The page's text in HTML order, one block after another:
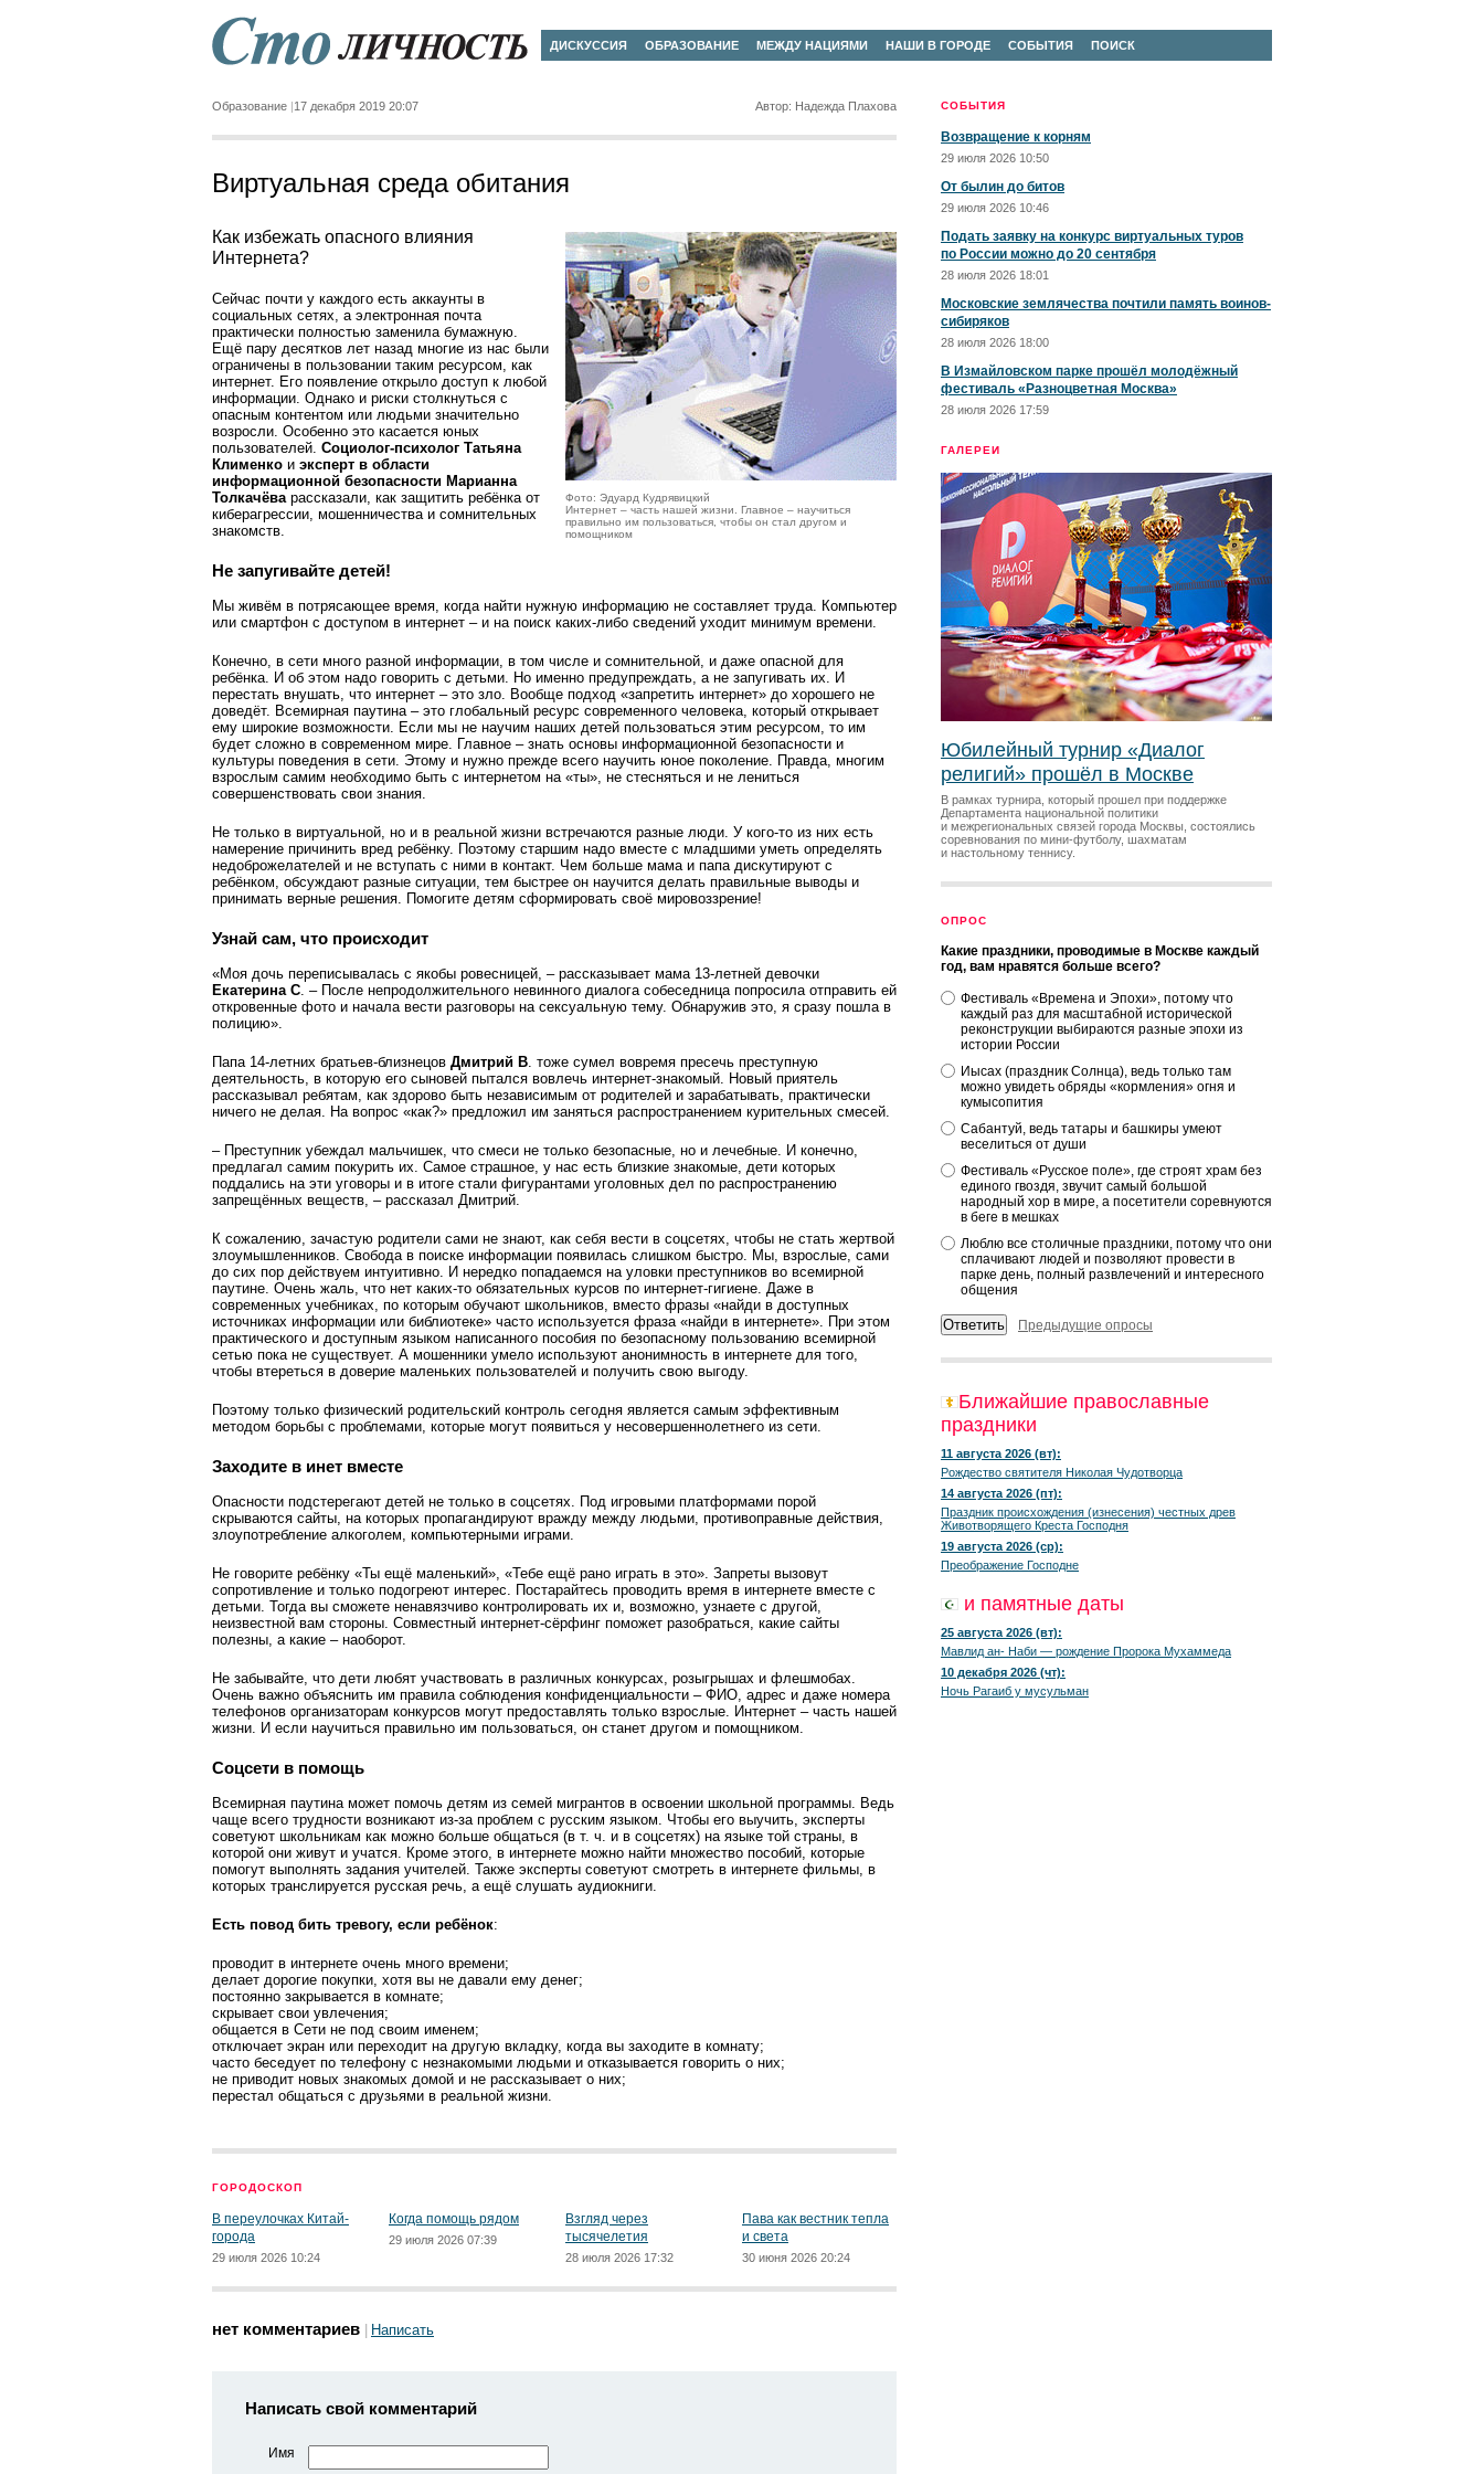
ДИСКУССИЯ ОБРАЗОВАНИЕ МЕЖДУ НАЦИЯМИ НАШИ В ГОРОДЕ СОБЫТИЯ ПОИСК
СОБЫТИЯ
Возвращение к корням
29 июля 2026 10:50
От былин до битов
29 июля 2026 10:46
Подать заявку на конкурс виртуальных туров
по России можно до 20 сентября
28 июля 2026 18:01
Московские землячества почтили память воинов-
сибиряков
28 июля 2026 18:00
В Измайловском парке прошёл молодёжный
фестиваль «Разноцветная Москва»
28 июля 2026 17:59
ГАЛЕРЕИ
Юбилейный турнир «Диалог
религий» прошёл в Москве
В рамках турнира, который прошел при поддержке
Департамента национальной политики
и межрегиональных связей города Москвы, состоялись
соревнования по мини-футболу, шахматам
и настольному теннису.
ОПРОС
Какие праздники, проводимые в Москве каждый
год, вам нравятся больше всего?
Фестиваль «Времена и Эпохи», потому что
каждый раз для масштабной исторической
реконструкции выбираются разные эпохи из
истории России
Иысах (праздник Солнца), ведь только там
можно увидеть обряды «кормления» огня и
кумысопития
Сабантуй, ведь татары и башкиры умеют
веселиться от души
Фестиваль «Русское поле», где строят храм без
единого гвоздя, звучит самый большой
народный хор в мире, а посетители соревнуются
в беге в мешках
Люблю все столичные праздники, потому что они
сплачивают людей и позволяют провести в
парке день, полный развлечений и интересного
общения
Предыдущие опросы
Ближайшие православные
праздники
11 августа 2026 (вт):
Рождество святителя Николая Чудотворца
14 августа 2026 (пт):
Праздник происхождения (изнесения) честных древ
Животворящего Креста Господня
19 августа 2026 (ср):
Преображение Господне
и памятные даты
25 августа 2026 (вт):
Мавлид ан- Наби — рождение Пророка Мухаммеда
10 декабря 2026 (чт):
Ночь Рагаиб у мусульман
Образование 17 декабря 2019 20:07 Автор: Надежда Плахова
Виртуальная среда обитания
Фото: Эдуард Кудрявицкий
Интернет – часть нашей жизни. Главное – научиться
правильно им пользоваться, чтобы он стал другом и
помощником
Как избежать опасного влияния
Интернета?
Сейчас почти у каждого есть аккаунты в
социальных сетях, а электронная почта
практически полностью заменила бумажную.
Ещё пару десятков лет назад многие из нас были
ограничены в пользовании таким ресурсом, как
интернет. Его появление открыло доступ к любой
информации. Однако и риски столк­нуться с
опасным контентом или людьми значительно
возросли. Особенно это касается юных
пользователей. Социолог-психолог Татьяна
Клименко и эксперт в области
информационной без­опасности Марианна
Толкачёварассказали, как защитить ребёнка от
киберагрессии, мошенничества и сомнительных
знакомств.
Не запугивайте детей!
Мы живём в потрясающее время, когда найти нужную информацию не составляет труда. Компьютер
или смартфон с доступом в интернет – и на поиск каких-либо сведений уходит минимум времени.
Конечно, в сети много разной информации, в том числе и сомнительной, и даже опасной для
ребёнка. И об этом надо говорить с детьми. Но именно предупреждать, а не запугивать их. И
перестать внушать, что интернет – это зло. Вообще подход «запретить интернет» до хорошего не
доведёт. Всемирная паутина – это глобальный ресурс современного человека, который открывает
ему широкие возможности. Если мы не научим наших детей пользоваться этим ресурсом, то им
будет сложно в современном мире. Главное – знать основы информационной без­опасности и
культуры поведения в сети. Этому и нужно прежде всего научить юное поколение. Правда, многим
взрослым самим необходимо быть с интернетом на «ты», не стесняться и не лениться
совершенствовать свои знания.
Не только в виртуальной, но и в реальной жизни встречаются разные люди. У кого-то из них есть
намерение причинить вред ребёнку. Поэтому старшим надо вместе с младшими уметь определять
недоброжелателей и не вступать с ними в контакт. Чем больше мама и папа дискутируют с
ребёнком, обсуждают разные ситуации, тем быстрее он научится делать правильные выводы и
принимать верные решения. Помогите детям сформировать своё мировоззрение!
Узнай сам, что происходит
«Моя дочь переписывалась с якобы ровесницей, – рассказывает мама 13-летней девочки
Екатерина С. – После непродолжительного невинного диалога собеседница попросила отправить ей
откровенные фото и начала вести разговоры на сексуальную тему. Обнаружив это, я сразу пошла в
полицию».
Папа 14-летних братьев-близнецов Дмитрий В. тоже сумел вовремя пресечь преступную
деятельность, в которую его сыновей пытался вовлечь интернет-знакомый. Новый приятель
рассказывал ребятам, как здорово быть независимым от родителей и зарабатывать, практически
ничего не делая. На вопрос «как?» предложил им заняться распространением курительных смесей.
– Преступник убеждал мальчишек, что смеси не только безопасные, но и лечебные. И конечно,
предлагал самим покурить их. Самое страшное, у нас есть близкие знакомые, дети которых
поддались на эти уговоры и в итоге стали фигурантами уголовных дел по распространению
запрещённых веществ, – рассказал Дмитрий.
К сожалению, зачастую родители сами не знают, как себя вести в соцсетях, чтобы не стать жертвой
злоумышленников. Свобода в поиске информации появилась слишком быстро. Мы, взрослые, сами
до сих пор дейст­вуем интуитивно. И нередко попадаемся на уловки преступников во всемирной
паутине. Очень жаль, что нет каких-то обязательных курсов по интернет-гигиене. Даже в
современных учебниках, по которым обучают школьников, вместо фразы «найди в доступных
источниках информации или библиотеке» часто используется фраза «найди в интернете». При этом
практического и доступным языком написанного пособия по безопасному пользованию всемирной
сетью пока не существует. А мошенники умело используют анонимность в интернете для того,
чтобы втереться в доверие маленьких пользователей и получить свою выгоду.
Поэтому только физический родительский контроль сегодня является самым эффективным
методом борьбы с проблемами, которые могут появиться у несовершеннолетнего из сети.
Заходите в инет вместе
Опасности подстерегают детей не только в соцсетях. Под игровыми платформами порой
скрываются сайты, на которых пропагандируют вражду между людьми, противоправные действия,
злоупотребление алкоголем, компьютерными играми.
Не говорите ребёнку «Ты ещё маленький», «Тебе ещё рано играть в это». Запреты вызовут
сопротивление и только подо­греют интерес. Постарайтесь проводить время в интернете вместе с
детьми. Тогда вы сможете ненавязчиво контролировать их и, возможно, узнаете с другой,
неизвестной вам стороны. Совместный интернет-сёрфинг поможет разобраться, какие сайты
полезны, а какие – наоборот.
Не забывайте, что дети любят участвовать в различных конкурсах, розыгрышах и флешмобах.
Очень важно объяснить им правила соблюдения конфиденциальности – ФИО, адрес и даже номера
телефонов организаторам конкурсов могут предоставлять только взрослые. Интернет – часть нашей
жизни. И если научиться правильно им пользоваться, он станет другом и помощником.
Соцсети в помощь
Всемирная паутина может помочь детям из семей мигрантов в освоении школьной программы. Ведь
чаще всего трудности возникают из-за проблем с русским языком. Чтобы его выучить, эксперты
советуют школьникам как можно больше общаться (в т. ч. и в соцсетях) на языке той страны, в
которой они живут и учатся. Кроме этого, в интернете можно найти множество пособий, которые
помогут выполнять задания учителей. Также эксперты советуют смотреть в интернете фильмы, в
которых транслируется русская речь, а ещё слушать аудиокниги.
Есть повод бить тревогу, если ребёнок:
проводит в интернете очень много времени;
делает дорогие покупки, хотя вы не давали ему денег;
постоянно закрывается в комнате;
скрывает свои увлечения;
общается в Сети не под своим именем;
отключает экран или переходит на другую вкладку, когда вы заходите в комнату;
часто беседует по телефону с незнакомыми людьми и отказывается говорить о них;
не приводит новых знакомых домой и не рассказывает о них;
перестал общаться с друзьями в реальной жизни.
ГОРОДОСКОП
В переулочках Китай-
города
29 июля 2026 10:24
Когда помощь рядом
29 июля 2026 07:39
Взгляд через
тысячелетия
28 июля 2026 17:32
Пава как вестник тепла
и света
30 июня 2026 20:24
нет комментариев Написать
Написать свой комментарий
Имя